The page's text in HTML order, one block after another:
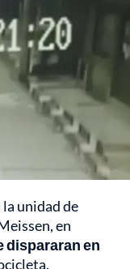
la unidad de
en
dispararan en